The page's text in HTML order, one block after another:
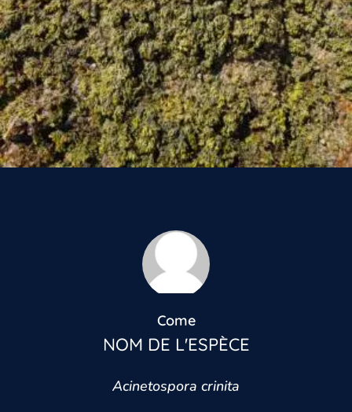
Come
NOM DE L'ESPÈCE
Acinetospora crinita